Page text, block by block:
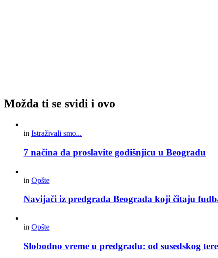
Možda ti se svidi i ovo
in Istraživali smo...
7 načina da proslavite godišnjicu u Beogradu
in Opšte
Navijači iz predgrađa Beograda koji čitaju
in Opšte
Slobodno vreme u predgrađu: od susedskog